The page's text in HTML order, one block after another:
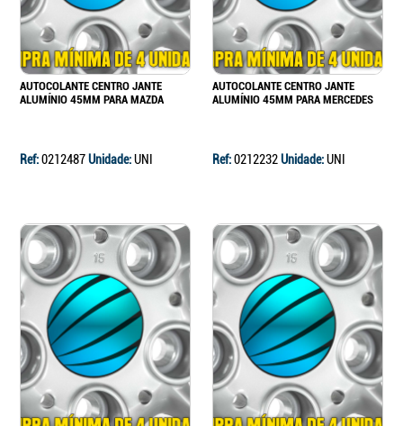
AUTOCOLANTE CENTRO JANTE
ALUMÍNIO 45MM PARA MAZDA
Ref:0212487Unidade:UNI
AUTOCOLANTE CENTRO JANTE
ALUMÍNIO 45MM PARA MERCEDES
Ref:0212232Unidade:UNI